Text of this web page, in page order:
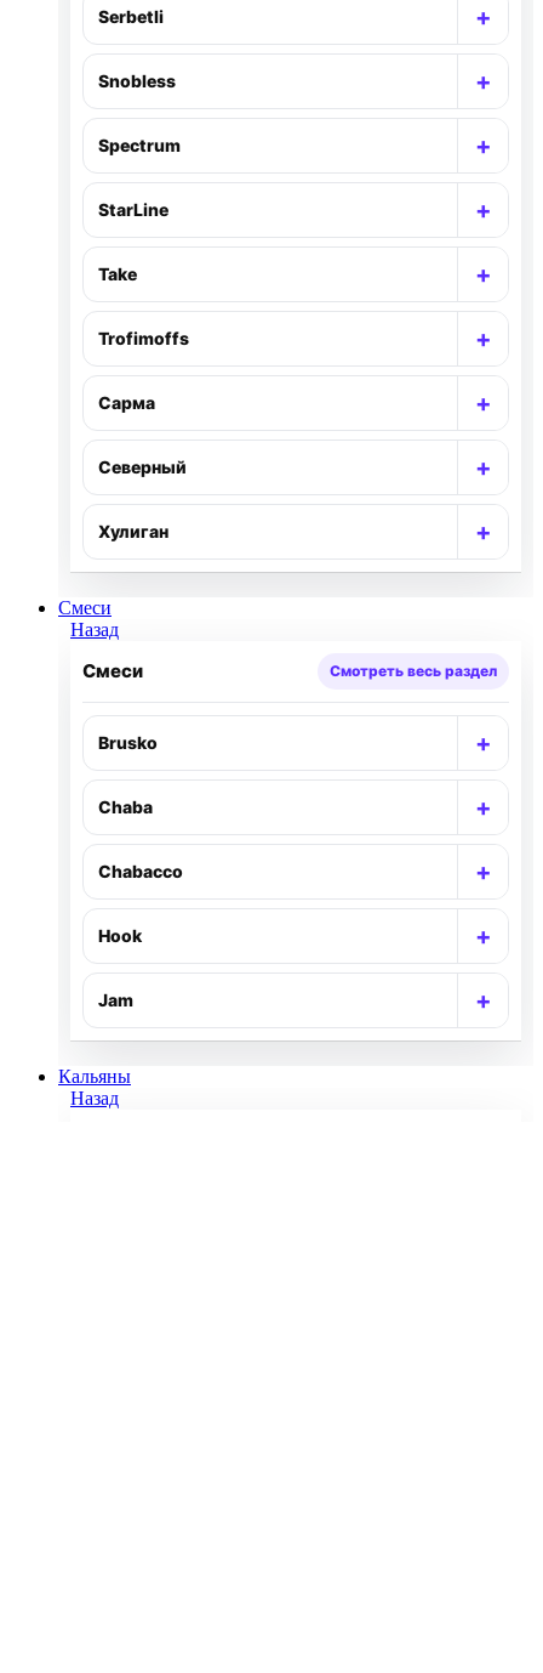
Serbetli +
Snobless +
Spectrum +
StarLine +
Take +
Trofimoffs +
Сарма +
Северный +
Хулиган +
Смеси
Назад
Смеси Смотреть весь раздел
Brusko +
Chaba +
Chabacco +
Hook +
Jam +
Кальяны
Назад